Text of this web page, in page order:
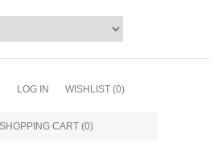
LOG IN WISHLIST (0)
SHOPPING CART (0)